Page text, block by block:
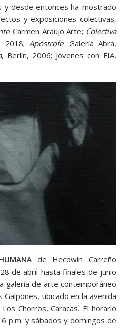
y desde entonces ha mostrado
y exposiciones colectivas,
. Carmen Araujo Arte; Colectiva
2018; Apóstrofe. Galería Abra,
, Berlín, 2006; Jóvenes con FIA,
de Hecdwin Carreño
de abril hasta finales de junio
galería de arte contemporáneo
ubicado en la avenida
Chorros, Caracas. El horario
p.m. y sábados y domingos de